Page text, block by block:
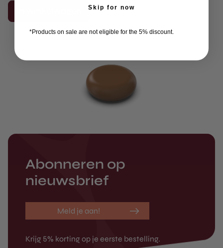
Abonneren op
nieuwsbrief
Meld je aan!
Krijg 5% korting op je eerste bestelling.
Skip for now
*Products on sale are not eligible for the 5% discount.